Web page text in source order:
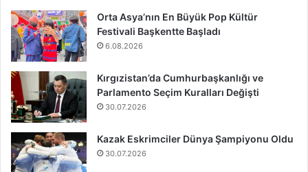
Orta Asya’nın En Büyük Pop Kültür
Festivali Başkentte Başladı
6.08.2026
Kırgızistan’da Cumhurbaşkanlığı ve
Parlamento Seçim Kuralları Değişti
30.07.2026
Kazak Eskrimciler Dünya Şampiyonu Oldu
30.07.2026